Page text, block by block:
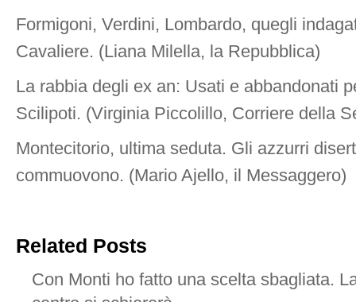
Formigoni, Verdini, Lombardo, quegli
Cavaliere. (Liana Milella, la Repubblica)
La rabbia degli ex an: Usati e abbandonati
Scilipoti. (Virginia Piccolillo, Corriere della
Montecitorio, ultima seduta. Gli azzurri
commuovono. (Mario Ajello, il Messaggero)
Related Posts
Con Monti ho fatto una scelta sbagliata.